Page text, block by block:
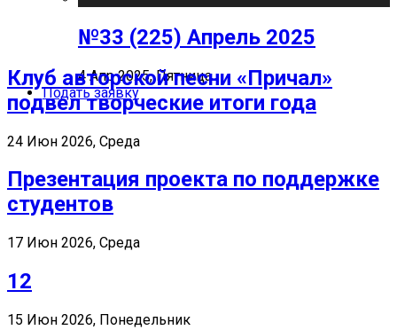
№33 (225) Апрель 2025
4 Апр 2025, Пятница
Подать заявку
Клуб авторской песни «Причал»
подвел творческие итоги года
24 Июн 2026, Среда
Презентация проекта по поддержке
студентов
17 Июн 2026, Среда
12
15 Июн 2026, Понедельник